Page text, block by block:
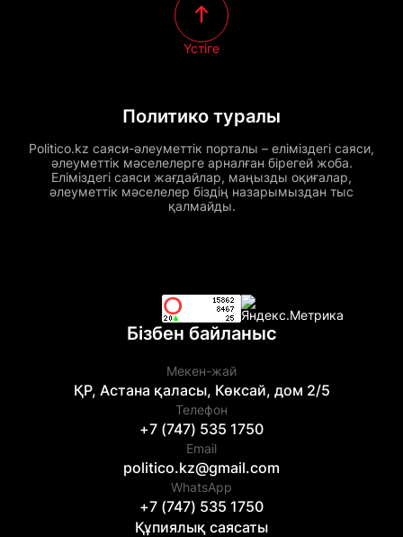
Политико туралы
Politico.kz саяси-әлеуметтік порталы – еліміздегі саяси,
әлеуметтік мәселелерге арналған бірегей жоба.
Еліміздегі саяси жағдайлар, маңызды оқиғалар,
әлеуметтік мәселелер біздің назарымыздан тыс
қалмайды.
Үстіге
Бізбен байланыс
Мекен-жай
ҚР, Астана қаласы, Көксай, дом 2/5
Телефон
+7 (747) 535 1750
Email
politico.kz@gmail.com
WhatsApp
+7 (747) 535 1750
Құпиялық саясаты